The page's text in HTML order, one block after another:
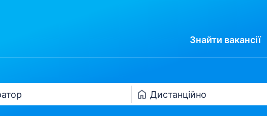
Знайти вакансії